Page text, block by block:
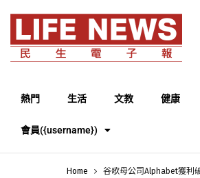
熱門 生活 文教 健康
會員({username})
Home 谷歌母公司Alphabet獲利